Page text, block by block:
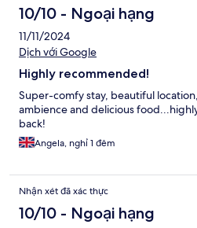
10/10 - Ngoại hạng
11/11/2024
Dịch với Google
Highly recommended!
Super-comfy stay, beautiful
ambience and delicious
back!
Angela, nghỉ 1 đêm
Nhận xét đã xác thực
10/10 - Ngoại hạng